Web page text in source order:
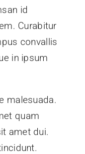
id
Curabitur
convallis
in ipsum
malesuada.
quam
amet dui.